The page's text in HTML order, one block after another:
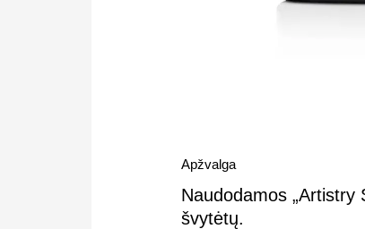
Apžvalga
Naudodamos
švytėtų.